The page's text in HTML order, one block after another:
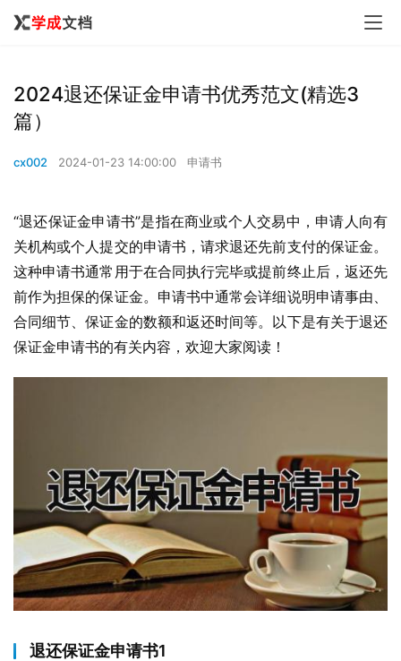
2024退还保证金申请书优秀范文(精选3
篇）
cx002 2024-01-23 14:00:00 申请书
“退还保证金申请书”是指在商业或个人交易中，申请人向有
关机构或个人提交的申请书，请求退还先前支付的保证金。
这种申请书通常用于在合同执行完毕或提前终止后，返还先
前作为担保的保证金。申请书中通常会详细说明申请事由、
合同细节、保证金的数额和返还时间等。以下是有关于退还
保证金申请书的有关内容，欢迎大家阅读！
退还保证金申请书1